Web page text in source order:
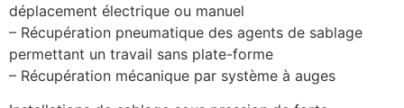
déplacement électrique ou manuel
– Récupération pneumatique des agents de sablage
permettant un travail sans plate-forme
– Récupération mécanique par système à auges